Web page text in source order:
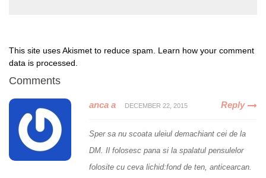
This site uses Akismet to reduce spam. Learn how your comment
data is processed
Comments
anca a DECEMBER 22, 2015 Reply
Sper sa nu scoata uleiul demachiant cei de la
DM. Il folosesc pana si la spalatul pensulelor
folosite cu ceva lichid:fond de ten, anticearcan.